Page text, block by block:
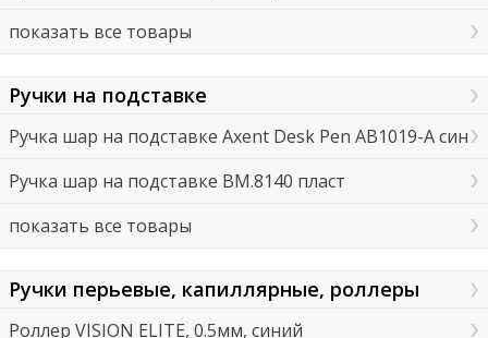
показать все товары
Ручки на подставке
Ручка шар на подставке Axent Desk Pen AB1019-A син
Ручка шар на подставке BM.8140 пласт
показать все товары
Ручки перьевые, капиллярные, роллеры
Роллер VISION ELITE, 0.5мм, синий